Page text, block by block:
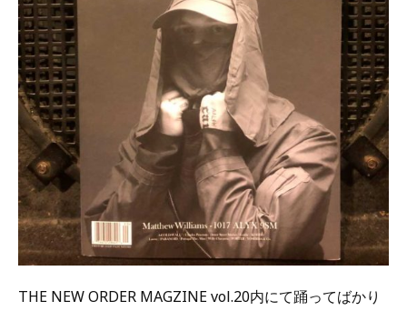
THE NEW ORDER MAGZINE vol.20内にて踊ってばかり